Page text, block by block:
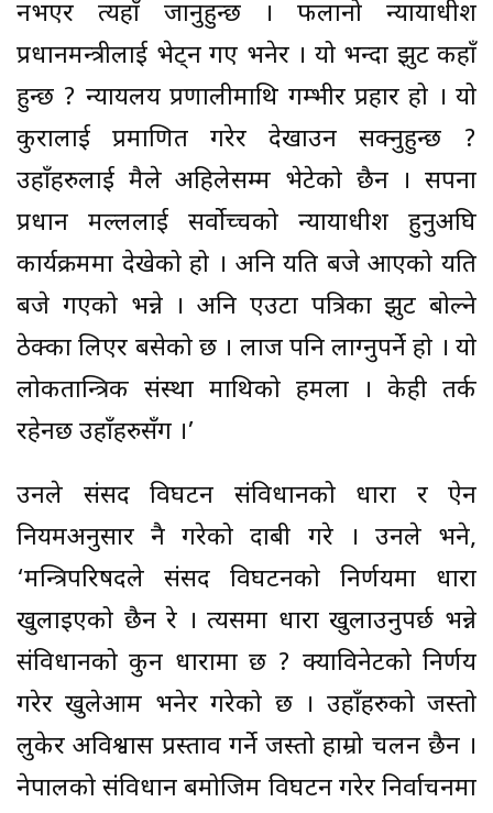
नभएर त्यहाँ जानुहुन्छ । फलानो न्यायाधीश
प्रधानमन्त्रीलाई भेट्न गए भनेर । यो भन्दा झुट कहाँ
हुन्छ ? न्यायलय प्रणालीमाथि गम्भीर प्रहार हो । यो
कुरालाई प्रमाणित गरेर देखाउन सक्नुहुन्छ ?
उहाँहरुलाई मैले अहिलेसम्म भेटेको छैन । सपना
प्रधान मल्ललाई सर्वोच्चको न्यायाधीश हुनुअघि
कार्यक्रममा देखेको हो । अनि यति बजे आएको यति
बजे गएको भन्ने । अनि एउटा पत्रिका झुट बोल्ने
ठेक्का लिएर बसेको छ । लाज पनि लाग्नुपर्ने हो । यो
लोकतान्त्रिक संस्था माथिको हमला । केही तर्क
रहेनछ उहाँहरुसँग ।’
उनले संसद विघटन संविधानको धारा र ऐन
नियमअनुसार नै गरेको दाबी गरे । उनले भने,
‘मन्त्रिपरिषदले संसद विघटनको निर्णयमा धारा
खुलाइएको छैन रे । त्यसमा धारा खुलाउनुपर्छ भन्ने
संविधानको कुन धारामा छ ? क्याविनेटको निर्णय
गरेर खुलेआम भनेर गरेको छ । उहाँहरुको जस्तो
लुकेर अविश्वास प्रस्ताव गर्ने जस्तो हाम्रो चलन छैन ।
नेपालको संविधान बमोजिम विघटन गरेर निर्वाचनमा